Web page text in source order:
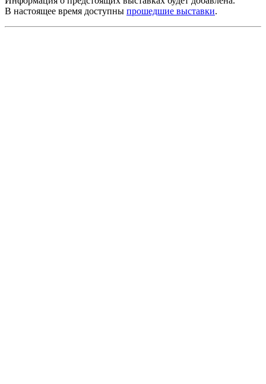
В настоящее время доступны прошедшие выставки.